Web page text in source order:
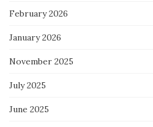
February 2026
January 2026
November 2025
July 2025
June 2025